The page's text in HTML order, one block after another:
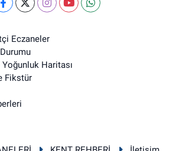
Eczaneler
Haritası
Fikstür